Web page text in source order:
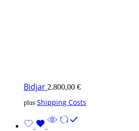
Bidjar 2.800,00 €
plus Shipping Costs